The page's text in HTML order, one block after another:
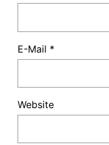
E-Mail *
Website